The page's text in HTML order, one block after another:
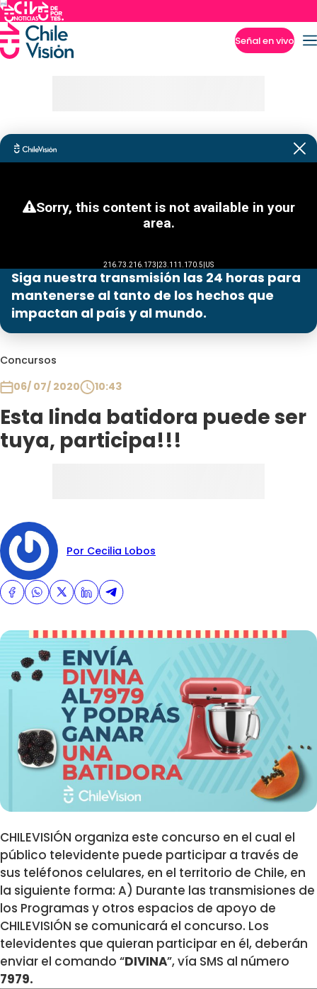
Señal en vivo
Siga nuestra transmisión las 24 horas para
mantenerse al tanto de los hechos que
impactan al país y al mundo.
Concursos
06/ 07/ 2020
10:43
Esta linda batidora puede ser
tuya, participa!!!
Por Cecilia Lobos
CHILEVISIÓN organiza este concurso en el cual el
público televidente puede participar a través de
sus teléfonos celulares, en el territorio de Chile, en
la siguiente forma: A) Durante las transmisiones de
los Programas y otros espacios de apoyo de
CHILEVISIÓN se comunicará el concurso. Los
televidentes que quieran participar en él, deberán
enviar el comando “DIVINA”, vía SMS al número
7979.
Programas
Club De La Comedia
Contigo en Directo
Plan Perfecto
El Tiempo
Sabingo